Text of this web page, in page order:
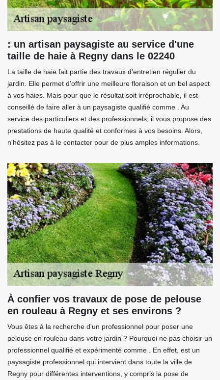
: un artisan paysagiste au service d'une
taille de haie à Regny dans le 02240
La taille de haie fait partie des travaux d'entretien régulier du
jardin. Elle permet d'offrir une meilleure floraison et un bel aspect
à vos haies. Mais pour que le résultat soit irréprochable, il est
conseillé de faire aller à un paysagiste qualifié comme . Au
service des particuliers et des professionnels, il vous propose des
prestations de haute qualité et conformes à vos besoins. Alors,
n'hésitez pas à le contacter pour de plus amples informations.
À confier vos travaux de pose de pelouse
en rouleau à Regny et ses environs ?
Vous êtes à la recherche d'un professionnel pour poser une
pelouse en rouleau dans votre jardin ? Pourquoi ne pas choisir un
professionnel qualifié et expérimenté comme . En effet, est un
paysagiste professionnel qui intervient dans toute la ville de
Regny pour différentes interventions, y compris la pose de